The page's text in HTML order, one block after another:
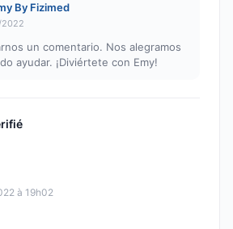
By Fizimed
2022
un comentario. Nos alegramos
ayudar. ¡Diviértete con Emy!
à 19h02